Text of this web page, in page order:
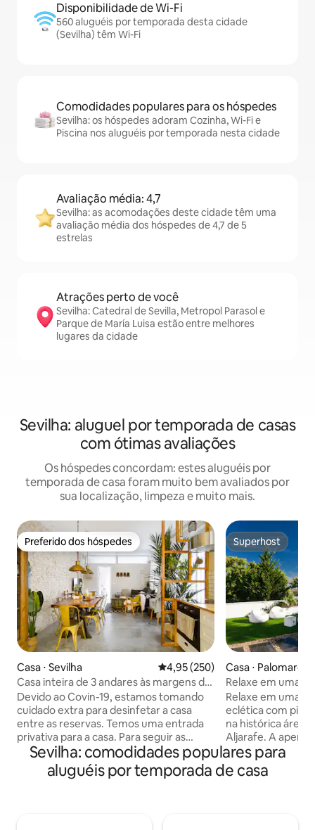
Disponibilidade de Wi-Fi
560 aluguéis por temporada desta cidade
(Sevilha) têm Wi-Fi
Comodidades populares para os hóspedes
Sevilha: os hóspedes adoram Cozinha, Wi-Fi e
Piscina nos aluguéis por temporada nesta cidade
Avaliação média: 4,7
Sevilha: as acomodações deste cidade têm uma
avaliação média dos hóspedes de 4,7 de 5
estrelas
Atrações perto de você
Sevilha: Catedral de Sevilla, Metropol Parasol e
Parque de María Luisa estão entre melhores
lugares da cidade
Sevilha: aluguel por temporada de casas
com ótimas avaliações
Os hóspedes concordam: estes aluguéis por
temporada de casa foram muito bem avaliados por
sua localização, limpeza e muito mais.
Preferido dos hóspedes
Preferido dos hóspedes
Casa ⋅ Sevilha 4,95 de uma avaliação média de
4,95 (250)
Casa inteira de 3 andares às margens do
rio Guadalquivir
Devido ao Covin-19, estamos tomando
cuidado extra para desinfetar a casa
entre as reservas. Temos uma entrada
privativa para a casa. Para seguir as
regras de distância social e evitar o
contato pessoa a pessoa, oferecemos o
sistema de self check-in. Sente-se para
Superhost
Superhost
Casa ⋅ Palomares
Relaxe em uma
com piscina
Relaxe em uma
eclética com
na histórica área
Aljarafe. A
vibrante centro
espaçosa e
perfeito.
Sevilha: comodidades populares para
aluguéis por temporada de casa